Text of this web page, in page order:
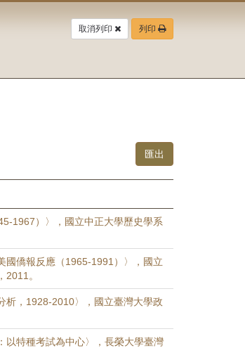
取消列印 列印
1967）〉，國立中正大學歷史學系
國僑報反應（1965-1991）〉，國立
。
析，1928-2010〉，國立臺灣大學政
以特種考試為中心〉，長榮大學臺灣